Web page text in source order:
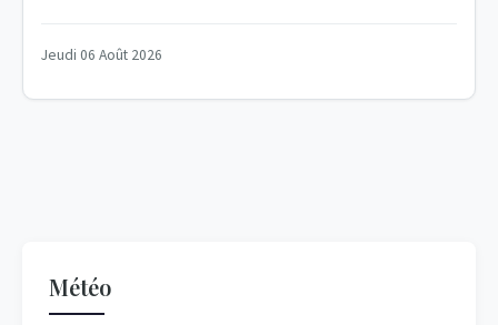
Jeudi 06 Août 2026
Météo